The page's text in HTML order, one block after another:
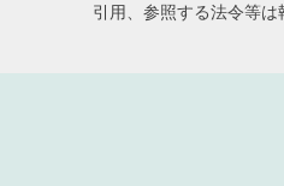
引用、参照する法令等は